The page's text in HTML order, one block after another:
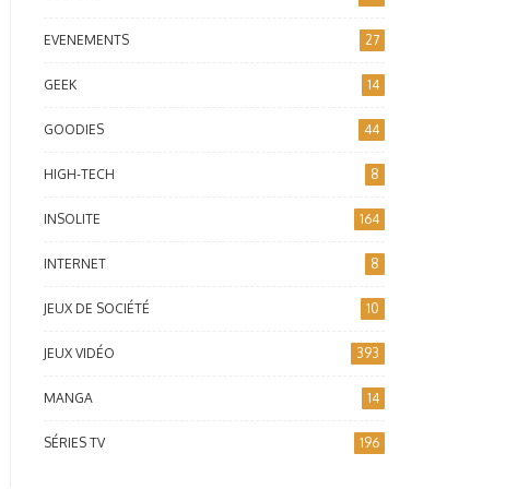
EVENEMENTS 27
GEEK 14
GOODIES 44
HIGH-TECH 8
INSOLITE 164
INTERNET 8
JEUX DE SOCIÉTÉ 10
JEUX VIDÉO 393
MANGA 14
SÉRIES TV 196